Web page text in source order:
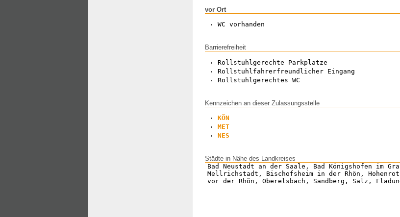
vor Ort
WC vorhanden
Barrierefreiheit
Rollstuhlgerechte Parkplätze
Rollstuhlfahrerfreundlicher Eingang
Rollstuhlgerechtes WC
Kennzeichen an dieser Zulassungsstelle
KÖN
MET
NES
Städte in Nähe des Landkreises
Bad Neustadt an der Saale, Bad Königshofen im
Mellrichstadt, Bischofsheim in der Rhön,
vor der Rhön, Oberelsbach, Sandberg, Salz,